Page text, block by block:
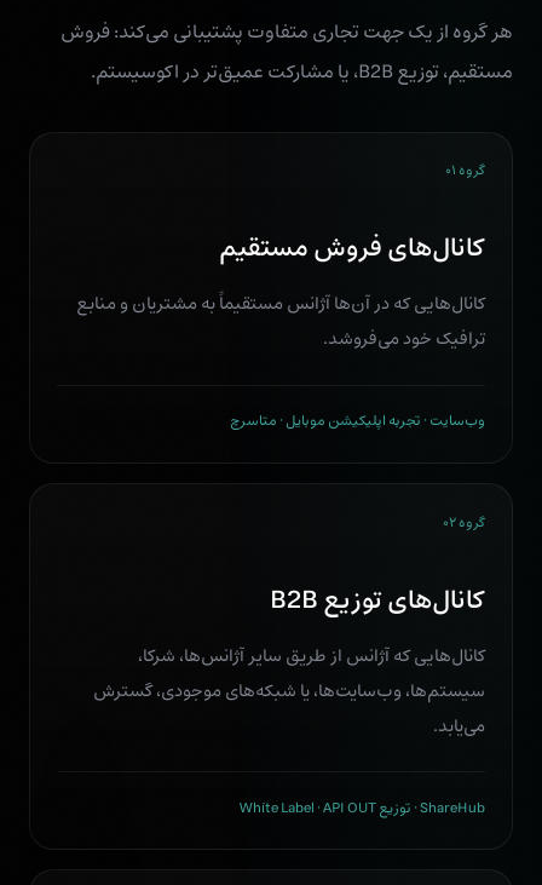
هر گروه از یک جهت تجاری متفاوت پشتیبانی می‌کند: فروش
مستقیم، توزیع B2B، یا مشارکت عمیق‌تر در اکوسیستم.
گروه ۰۱
کانال‌های فروش مستقیم
کانال‌هایی که در آن‌ها آژانس مستقیماً به مشتریان و منابع
ترافیک خود می‌فروشد.
وب‌سایت · تجربه اپلیکیشن موبایل · متاسرچ
گروه ۰۲
کانال‌های توزیع B2B
کانال‌هایی که آژانس از طریق سایر آژانس‌ها، شرکا،
سیستم‌ها، وب‌سایت‌ها، یا شبکه‌های موجودی، گسترش
می‌یابد.
ShareHub · توزیع White Label · API OUT